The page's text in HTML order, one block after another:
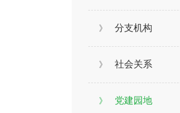
》 分支机构
》 社会关系
》 党建园地